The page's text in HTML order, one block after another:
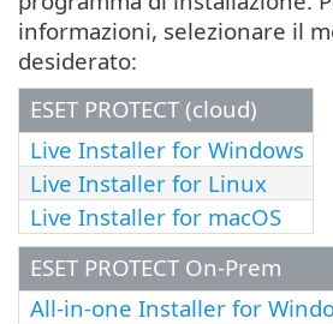
informazioni, selezionare il
desiderato:
ESET PROTECT (cloud)
Live Installer for Windows
Live Installer for Linux
Live Installer for macOS
ESET PROTECT On-Prem
All-in-one Installer for